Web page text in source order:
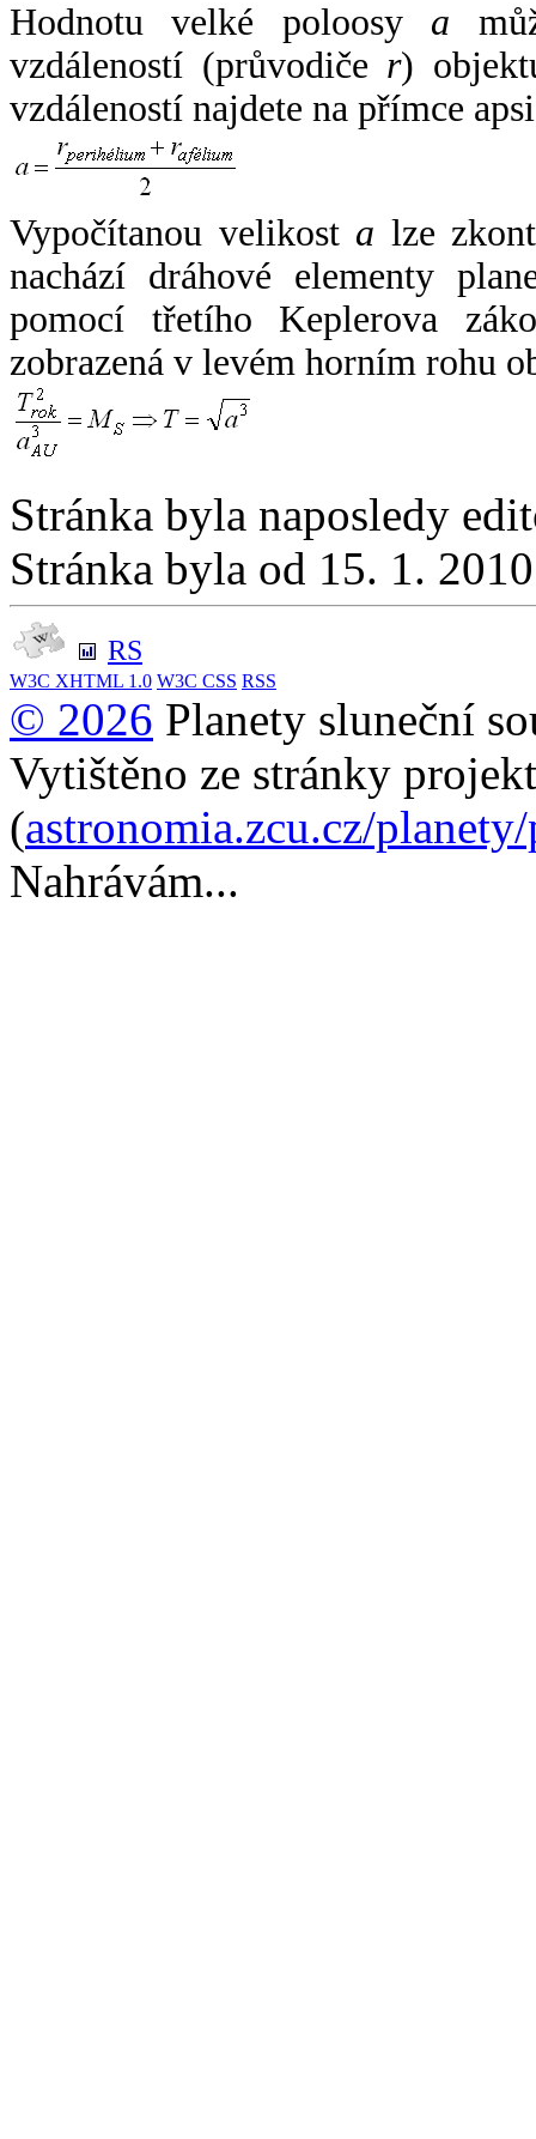
Hodnotu velké poloosy a
vzdáleností (průvodiče r)
vzdáleností najdete na přímce
Vypočítanou velikost a lze
nachází dráhové elementy
pomocí třetího Keplerova
zobrazená v levém horním rohu
Stránka byla naposledy
Stránka byla od 15. 1.
RS
W3C XHTML 1.0 W3C CSS RSS
© 2026 Planety sluneční
Vytištěno ze stránky
(astronomia.zcu.cz/
Nahrávám...